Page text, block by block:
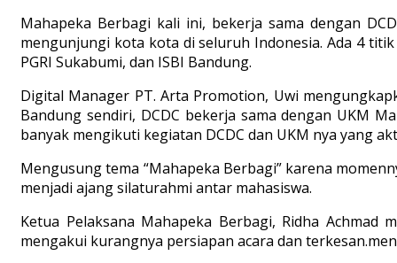
Mahapeka Berbagi kali ini, bekerja sama dengan
mengunjungi kota kota di seluruh Indonesia. Ada 4
PGRI Sukabumi, dan ISBI Bandung.
Digital Manager PT. Arta Promotion, Uwi
Bandung sendiri, DCDC bekerja sama dengan UKM
banyak mengikuti kegiatan DCDC dan UKM nya yang
Mengusung tema “Mahapeka Berbagi” karena
menjadi ajang silaturahmi antar mahasiswa.
Ketua Pelaksana Mahapeka Berbagi, Ridha
mengakui kurangnya persiapan acara dan